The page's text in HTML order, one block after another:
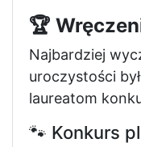
🏆
Najbardziej
uroczystości
laureatom
🐾 Konkurs